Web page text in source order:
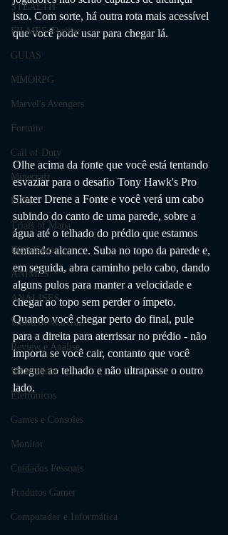
STEALTH
FILMES Thriller
GUIAS
MMORPG
Marvel's Avengers
Fortnite
Call of Duty
Minecraft
FIFA
Trials of Mana
Days Gone
ANIMES
ANÁLISES
World of Warcraft
Review e Análise
Smartphone
Eletrônicos
Games e Consoles
Monitor
Cuidados Pessoais
Produtos Gamer
Computador e Informática
isto. Com sorte, há outra rota mais acessível
que você pode usar para chegar lá.
Olhe acima da fonte que você está tentando
esvaziar para o desafio Tony Hawk's Pro
Skater Drene a Fonte e você verá um cabo
subindo do canto de uma parede, sobre a
água até o telhado do prédio que estamos
tentando alcance. Suba no topo da parede e,
em seguida, abra caminho pelo cabo, dando
alguns pulos para manter a velocidade e
chegar ao topo sem perder o ímpeto.
Quando você chegar perto do final, pule
para a direita para aterrissar no prédio - não
importa se você cair, contanto que você
chegue ao telhado e não ultrapasse o outro
lado.